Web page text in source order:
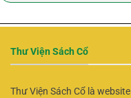
Thư Viện Sách Cổ
Thư Viện Sách Cổ là website